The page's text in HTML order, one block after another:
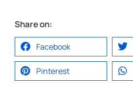
Share on:
Facebook
Pinterest